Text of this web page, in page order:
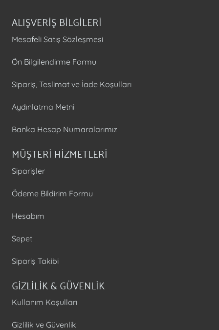
ALIŞVERİŞ BİLGİLERİ
Mesafeli Satış Sözleşmesi
Ön Bilgilendirme Formu
Sipariş, Teslimat ve İade Koşulları
Aydınlatma Metni
Banka Hesap Numaralarımız
MÜŞTERİ HİZMETLERİ
Siparişler
Ödeme Bildirim Formu
Hesabım
Sepet
Sipariş Takibi
GİZLİLİK & GÜVENLİK
Kullanım Koşulları
Gizlilik ve Güvenlik